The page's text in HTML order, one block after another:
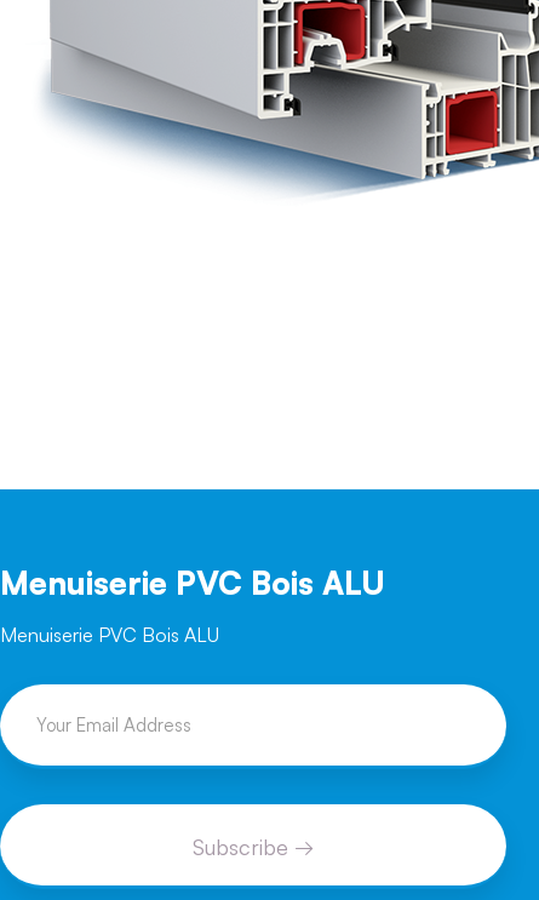
Menuiserie PVC Bois ALU
Menuiserie PVC Bois ALU